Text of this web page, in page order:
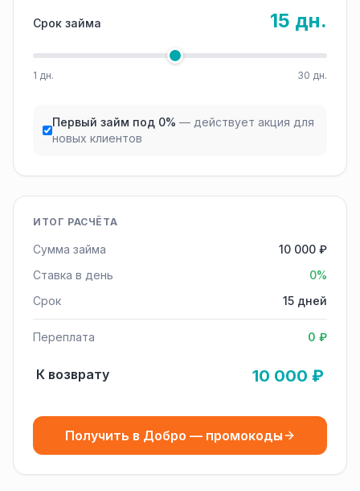
Срок займа 15 дн.
1 дн. 30 дн.
Первый займ под 0% — действует акция для
новых клиентов
ИТОГ РАСЧЁТА
Сумма займа
10 000 ₽
Ставка в день
0%
Срок
15 дней
Переплата 0 ₽
К возврату 10 000 ₽
Получить в Добро — промокоды